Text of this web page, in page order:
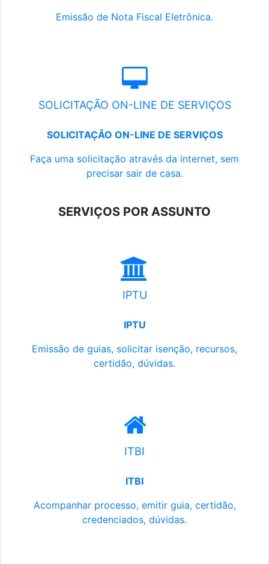
Emissão de Nota Fiscal Eletrônica.
SOLICITAÇÃO ON-LINE DE SERVIÇOS
SOLICITAÇÃO ON-LINE DE SERVIÇOS
Faça uma solicitação através da internet, sem
precisar sair de casa.
SERVIÇOS POR ASSUNTO
IPTU
IPTU
Emissão de guias, solicitar isenção, recursos,
certidão, dúvidas.
ITBI
ITBI
Acompanhar processo, emitir guia, certidão,
credenciados, dúvidas.